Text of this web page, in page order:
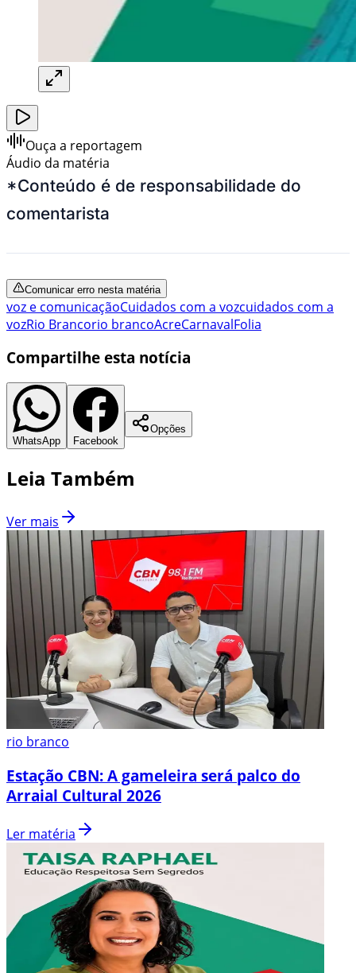
Ouça a reportagem
Áudio da matéria
*Conteúdo é de responsabilidade do
comentarista
Comunicar erro nesta matéria
voz e comunicaçãoCuidados com a vozcuidados com a
vozRio Brancorio brancoAcreCarnavalFolia
Compartilhe esta notícia
WhatsApp Facebook
Opções
Leia Também
Ver mais
rio branco
Estação CBN: A gameleira será palco do
Arraial Cultural 2026
Ler matéria